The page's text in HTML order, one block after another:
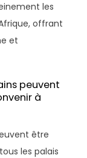
les
offrant
et
peuvent
à
être
les palais